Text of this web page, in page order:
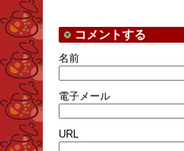
コメントする
名前
電子メール
URL